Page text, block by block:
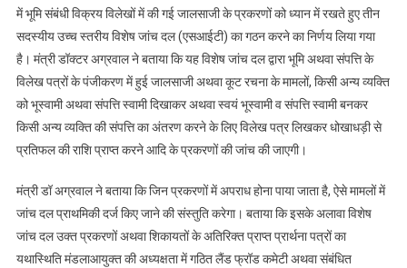
में भूमि संबंधी विक्रय विलेखों में की गई जालसाजी के प्रकरणों को ध्यान में रखते हुए तीन
सदस्यीय उच्च स्तरीय विशेष जांच दल (एसआईटी) का गठन करने का निर्णय लिया गया
है। मंत्री डॉक्टर अग्रवाल ने बताया कि यह विशेष जांच दल द्वारा भूमि अथवा संपत्ति के
विलेख पत्रों के पंजीकरण में हुई जालसाजी अथवा कूट रचना के मामलों, किसी अन्य व्यक्ति
को भूस्वामी अथवा संपत्ति स्वामी दिखाकर अथवा स्वयं भूस्वामी व संपत्ति स्वामी बनकर
किसी अन्य व्यक्ति की संपत्ति का अंतरण करने के लिए विलेख पत्र लिखकर धोखाधड़ी से
प्रतिफल की राशि प्राप्त करने आदि के प्रकरणों की जांच की जाएगी।
मंत्री डॉ अग्रवाल ने बताया कि जिन प्रकरणों में अपराध होना पाया जाता है, ऐसे मामलों में
जांच दल प्राथमिकी दर्ज किए जाने की संस्तुति करेगा। बताया कि इसके अलावा विशेष
जांच दल उक्त प्रकरणों अथवा शिकायतों के अतिरिक्त प्राप्त प्रार्थना पत्रों का
यथास्थिति मंडलाआयुक्त की अध्यक्षता में गठित लैंड फ्रॉड कमेटी अथवा संबंधित